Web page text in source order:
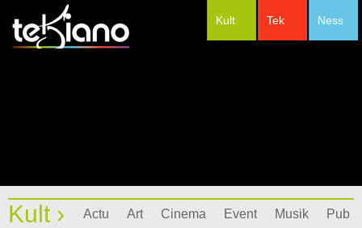
Ness
Tek
Kult
Kult › Actu Art Cinema Event Musik Pub